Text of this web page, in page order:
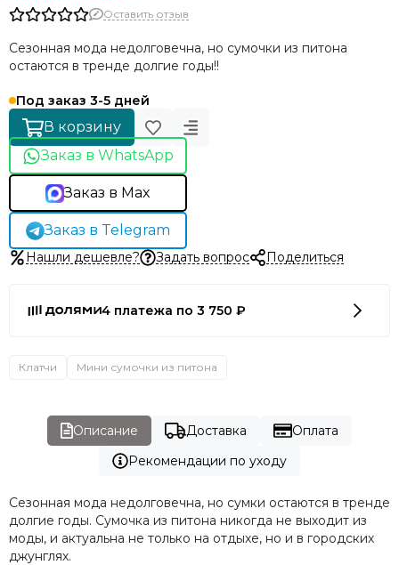
Оставить отзыв
Сезонная мода недолговечна, но сумочки из питона
остаются в тренде долгие годы!!
Под заказ 3-5 дней
В корзину
Заказ в WhatsApp
Заказ в Max
Заказ в Telegram
Нашли дешевле? Задать вопрос Поделиться
4 платежа по 3 750 ₽
Клатчи Мини сумочки из питона
Описание Доставка
Оплата
Рекомендации по уходу
Сезонная мода недолговечна, но сумки остаются в тренде
долгие годы. Сумочка из питона никогда не выходит из
моды, и актуальна не только на отдыхе, но и в городских
джунглях.